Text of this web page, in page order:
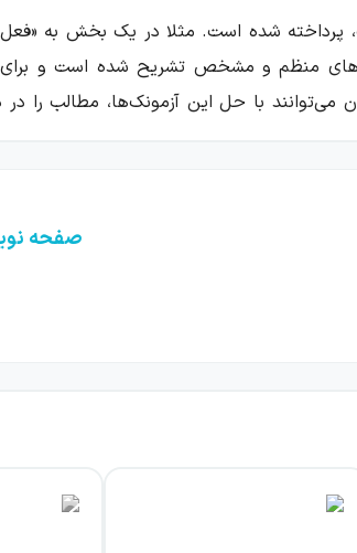
پرداخته شده است. مثلا در یک بخش به
منظم و مشخص تشریح شده است و برای
با حل این آزمونک‌ها، مطالب را
شرح زیر است:
صفحه